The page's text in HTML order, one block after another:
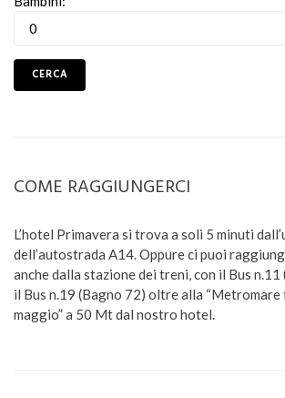
COME RAGGIUNGERCI
L’hotel Primavera si trova a soli 5 minuti
dell’autostrada A14. Oppure ci puoi
anche dalla stazione dei treni, con il Bus
il Bus n.19 (Bagno 72) oltre alla
maggio” a 50 Mt dal nostro hotel.